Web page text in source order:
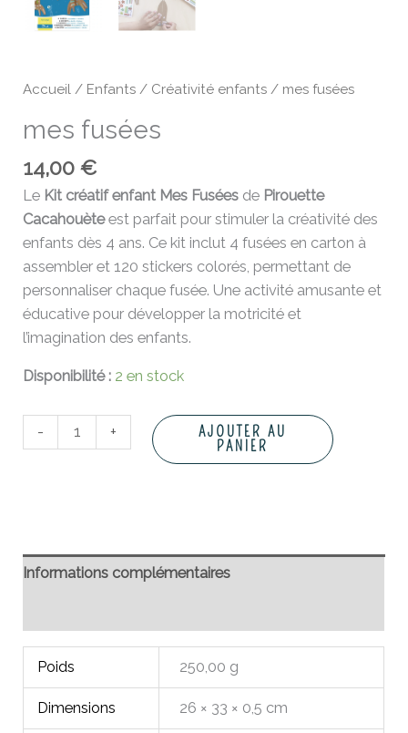
Accueil / Enfants / Créativité enfants / mes fusées
mes fusées
14,00€
Le Kit créatif enfant Mes Fusées de Pirouette
Cacahouèteest parfait pour stimuler la créativité des
enfants dès 4 ans. Ce kit inclut 4 fusées en carton à
assembler et 120 stickers colorés, permettant de
personnaliser chaque fusée. Une activité amusante et
éducative pour développer la motricité et
l’imagination des enfants.
Disponibilité : 2 en stock
- +
AJOUTER AU
PANIER
Informations complémentaires
Poids 250,00 g
Dimensions 26 × 33 × 0,5 cm